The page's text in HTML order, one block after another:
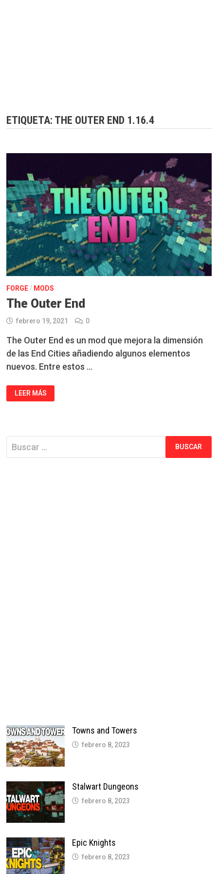
ETIQUETA: THE OUTER END 1.16.4
FORGE/ MODS
The Outer End
febrero 19, 2021 0
The Outer End es un mod que mejora la dimensión
de las End Cities añadiendo algunos elementos
nuevos. Entre estos …
THE
OUTER
END
LEER MÁS
Buscar:
Towns and Towers
febrero 8, 2023
Stalwart Dungeons
febrero 8, 2023
Epic Knights
febrero 8, 2023